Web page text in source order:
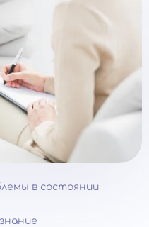
в состоянии